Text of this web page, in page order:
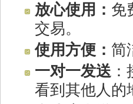
放心使用： 免
交易。
使用方便： 简
一对一发送：
看到其他人的